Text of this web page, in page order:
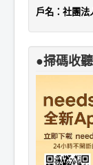
戶名：社團
●掃碼收